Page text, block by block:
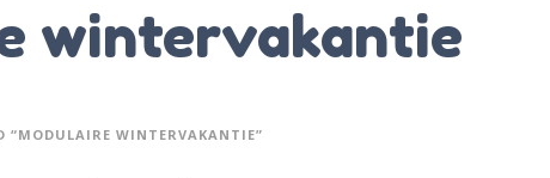
wintervakantie
“MODULAIRE WINTERVAKANTIE”